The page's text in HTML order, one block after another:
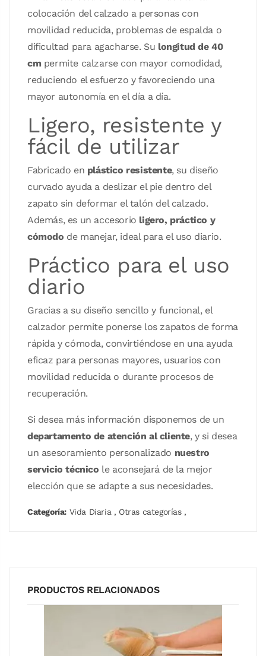
colocación del calzado a personas con
movilidad reducida, problemas de espalda o
dificultad para agacharse. Su longitud de 40
cm permite calzarse con mayor comodidad,
reduciendo el esfuerzo y favoreciendo una
mayor autonomía en el día a día.
Ligero, resistente y
fácil de utilizar
Fabricado en plástico resistente, su diseño
curvado ayuda a deslizar el pie dentro del
zapato sin deformar el talón del calzado.
Además, es un accesorio ligero, práctico y
cómodo de manejar, ideal para el uso diario.
Práctico para el uso
diario
Gracias a su diseño sencillo y funcional, el
calzador permite ponerse los zapatos de forma
rápida y cómoda, convirtiéndose en una ayuda
eficaz para personas mayores, usuarios con
movilidad reducida o durante procesos de
recuperación.
Si desea más información disponemos de un
departamento de atención al cliente, y si desea
un asesoramiento personalizado nuestro
servicio técnico le aconsejará de la mejor
elección que se adapte a sus necesidades.
Categoría: Vida Diaria , Otras categorías,
PRODUCTOS RELACIONADOS